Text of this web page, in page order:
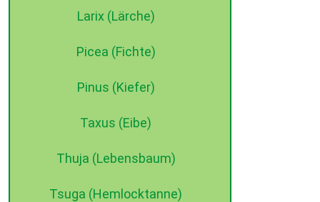
Larix (Lärche)
Picea (Fichte)
Pinus (Kiefer)
Taxus (Eibe)
Thuja (Lebensbaum)
Tsuga (Hemlocktanne)